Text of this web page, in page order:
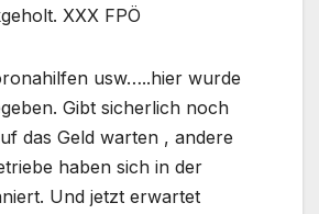
XXX FPÖ
usw…..hier wurde
Gibt sicherlich noch
das Geld warten , andere
haben sich in der
Und jetzt erwartet